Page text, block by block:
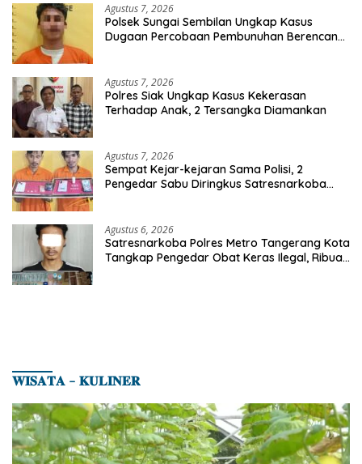
Agustus 7, 2026
Polsek Sungai Sembilan Ungkap Kasus
Dugaan Percobaan Pembunuhan Berencana,
Agustus 7, 2026
Polres Siak Ungkap Kasus Kekerasan
Terhadap Anak, 2 Tersangka Diamankan
Agustus 7, 2026
Sempat Kejar-kejaran Sama Polisi, 2
Pengedar Sabu Diringkus Satresnarkoba
Agustus 6, 2026
Satresnarkoba Polres Metro Tangerang Kota
Tangkap Pengedar Obat Keras Ilegal, Ribuan
𝐖𝐈𝐒𝐀𝐓𝐀 – 𝐊𝐔𝐋𝐈𝐍𝐄𝐑